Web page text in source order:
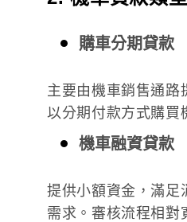
購車分期貸款
主要由機車銷售通路
以分期付款方式購買
機車融資貸款
提供小額資金，滿足
需求。審核流程相對